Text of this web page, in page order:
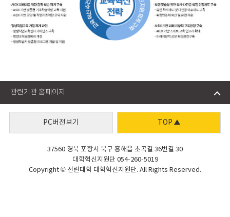
관련기관 홈페이지
PC버전보기 TOP
37560 경북 포항시 북구 흥해읍 초곡길 36번길 30
대학혁신지원단 054-260-5019
Copyright © 선린대학 대학혁신지원단. All Rights Reserved.